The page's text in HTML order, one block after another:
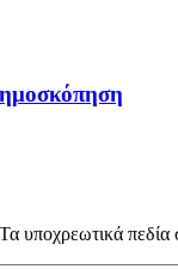
Τα υποχρεωτικά πεδία